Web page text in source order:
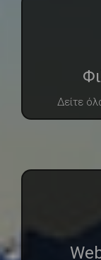
Δείτε